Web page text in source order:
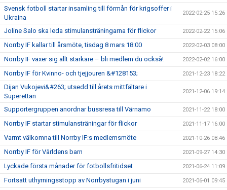
Svensk fotboll startar insamling till förmån för krigsoffer i
Ukraina
2022-02-25 15:26
Joline Salo ska leda stimulansträningarna för flickor 2022-02-22 15:06
Norrby IF kallar till årsmöte, tisdag 8 mars 18:00 2022-02-03 08:00
Norrby IF växer sig allt starkare – bli medlem du också! 2022-02-02 16:00
Norrby IF för Kvinno- och tjejjouren &#128153; 2021-12-23 18:22
Dijan Vukojevi&#263; utsedd till årets mittfältare i
Superettan
2021-12-06 19:14
Supportergruppen anordnar bussresa till Värnamo 2021-11-22 18:00
Norrby IF startar stimulansträningar för flickor 2021-11-17 16:00
Varmt välkomna till Norrby IF:s medlemsmöte 2021-10-26 08:46
Norrby IF för Världens barn 2021-09-27 14:30
Lyckade första månader för fotbollsfritidset 2021-06-24 11:09
Fortsatt uthyrningsstopp av Norrbystugan i juni 2021-06-01 09:45